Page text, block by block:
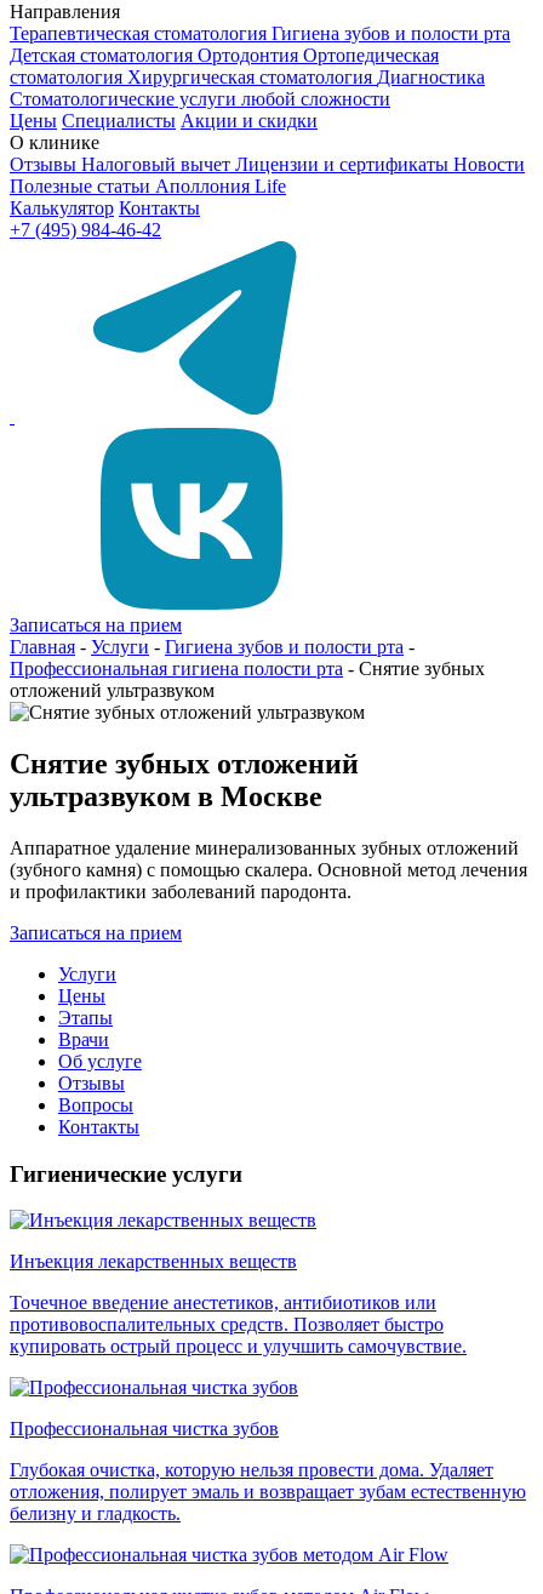
Направления
Терапевтическая стоматология Гигиена зубов и полости рта
Детская стоматология Ортодонтия Ортопедическая
стоматология Хирургическая стоматология Диагностика
Стоматологические услуги любой сложности
Цены Специалисты Акции и скидки
О клинике
Отзывы Налоговый вычет Лицензии и сертификаты Новости
Полезные статьи Аполлония Life
Калькулятор Контакты
+7 (495) 984-46-42
Записаться на прием
Главная - Услуги - Гигиена зубов и полости рта -
Профессиональная гигиена полости рта - Снятие зубных
отложений ультразвуком
Снятие зубных отложений
ультразвуком в Москве
Аппаратное удаление минерализованных зубных отложений
(зубного камня) с помощью скалера. Основной метод лечения
и профилактики заболеваний пародонта.
Записаться на прием
Услуги
Цены
Этапы
Врачи
Об услуге
Отзывы
Вопросы
Контакты
Гигиенические услуги
Инъекция лекарственных веществ
Точечное введение анестетиков, антибиотиков или
противовоспалительных средств. Позволяет быстро
купировать острый процесс и улучшить самочувствие.
Профессиональная чистка зубов
Глубокая очистка, которую нельзя провести дома. Удаляет
отложения, полирует эмаль и возвращает зубам естественную
белизну и гладкость.